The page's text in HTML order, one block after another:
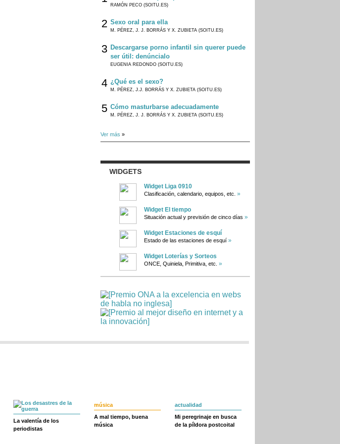
RAMÓN PECO (SOITU.ES)
2 Sexo oral para ella
M. PÉREZ, J. J. BORRÁS Y X. ZUBIETA (SOITU.ES)
3 Descargarse porno infantil sin querer puede
ser útil: denúncialo
EUGENIA REDONDO (SOITU.ES)
4 ¿Qué es el sexo?
M. PÉREZ, J.J. BORRÁS Y X. ZUBIETA (SOITU.ES)
5 Cómo masturbarse adecuadamente
M. PÉREZ, J. J. BORRÁS Y X. ZUBIETA (SOITU.ES)
Ver más »
WIDGETS
Widget Liga 0910
Clasificación, calendario, equipos, etc. »
Widget El tiempo
Situación actual y previsión de cinco días »
Widget Estaciones de esquí
Estado de las estaciones de esquí »
Widget Loterías y Sorteos
ONCE, Quiniela, Primitiva, etc. »
La valentía de los
periodistas
música
A mal tiempo, buena
música
actualidad
Mi peregrinaje en busca
de la píldora postcoital